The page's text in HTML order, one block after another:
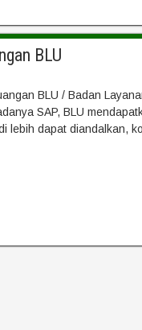
BLU
BLU / Badan
SAP, BLU
lebih dapat diandalkan,